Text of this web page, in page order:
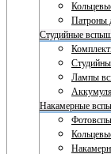
Патроны
Студийные
Лампы
Накамерные